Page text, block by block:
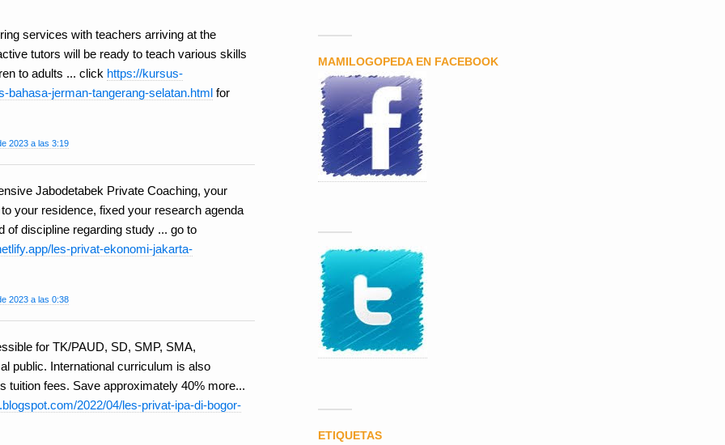
services with teachers arriving at the
tutors will be ready to teach various skills
to adults ... click https://kursus-
bahasa-jerman-tangerang-selatan.html for
2023 a las 3:19
Jabodetabek Private Coaching, your
your residence, fixed your research agenda
of discipline regarding study ... go to
les-privat-ekonomi-jakarta-
2023 a las 0:38
for TK/PAUD, SD, SMP, SMA,
public. International curriculum is also
tuition fees. Save approximately 40% more...
2022/04/les-privat-ipa-di-bogor-
MAMILOGOPEDA EN FACEBOOK
ETIQUETAS